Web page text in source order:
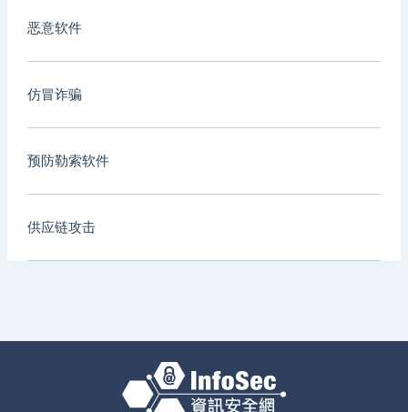
恶意软件
仿冒诈骗
预防勒索软件
供应链攻击